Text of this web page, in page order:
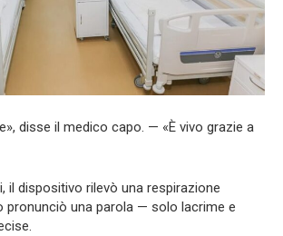
disse il medico capo. — «È vivo grazie a
il dispositivo rilevò una respirazione
pronunciò una parola — solo lacrime e